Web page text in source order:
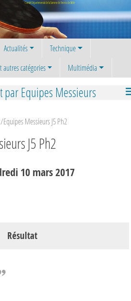
Comité Départemental de la Somme de Tennis de Table
Actualités
Technique
autres catégories Multimédia
par Equipes Messieurs
Equipes Messieurs J5 Ph2
J5 Ph2
10mars2017
Résultat